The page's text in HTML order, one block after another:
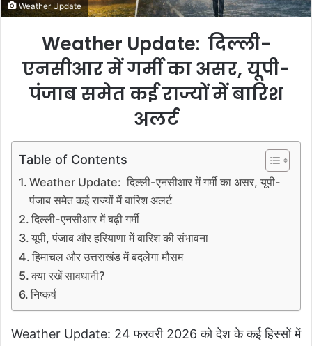
Weather Update
Weather Update: दिल्ली-
एनसीआर में गर्मी का असर, यूपी-
पंजाब समेत कई राज्यों में बारिश
अलर्ट
Table of Contents
Weather Update: दिल्ली-एनसीआर में गर्मी का असर, यूपी-
पंजाब समेत कई राज्यों में बारिश अलर्ट
दिल्ली-एनसीआर में बढ़ी गर्मी
यूपी, पंजाब और हरियाणा में बारिश की संभावना
हिमाचल और उत्तराखंड में बदलेगा मौसम
क्या रखें सावधानी?
निष्कर्ष
Weather Update: 24 फरवरी 2026 को देश के कई हिस्सों में